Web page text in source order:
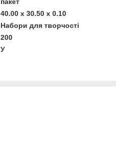
40.00 x 30.50 x 0.10
Набори для творчості
200
У